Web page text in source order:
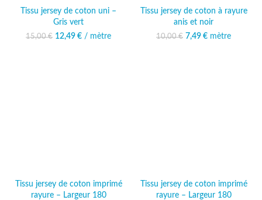
Tissu jersey de coton uni –
Gris vert
15,00€
Le prix initial était :
12,49 €
Le prix
/ mètre
Tissu jersey de coton à rayure
anis et noir
10,00€ Le prix initial était :
7,49 €
Le prix
mètre
Tissu jersey de coton imprimé
rayure – Largeur 180
Tissu jersey de coton imprimé
rayure – Largeur 180